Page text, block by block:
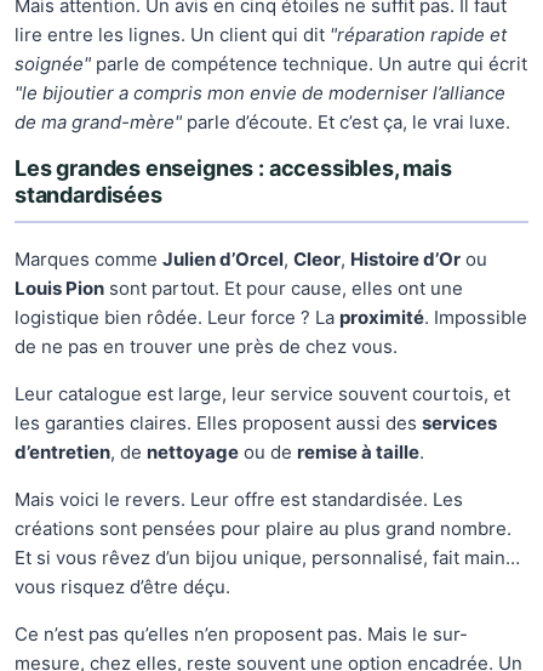
Mais attention. Un avis en cinq étoiles ne suffit pas. Il faut
lire entre les lignes. Un client qui dit "réparation rapide et
soignée" parle de compétence technique. Un autre qui écrit
"le bijoutier a compris mon envie de moderniser l’alliance
de ma grand-mère" parle d’écoute. Et c’est ça, le vrai luxe.
Les grandes enseignes : accessibles, mais
standardisées
Marques comme Julien d’Orcel, Cleor, Histoire d’Or ou
Louis Pion sont partout. Et pour cause, elles ont une
logistique bien rôdée. Leur force ? La proximité. Impossible
de ne pas en trouver une près de chez vous.
Leur catalogue est large, leur service souvent courtois, et
les garanties claires. Elles proposent aussi des services
d’entretien, de nettoyage ou de remise à taille.
Mais voici le revers. Leur offre est standardisée. Les
créations sont pensées pour plaire au plus grand nombre.
Et si vous rêvez d’un bijou unique, personnalisé, fait main…
vous risquez d’être déçu.
Ce n’est pas qu’elles n’en proposent pas. Mais le sur-
mesure, chez elles, reste souvent une option encadrée. Un